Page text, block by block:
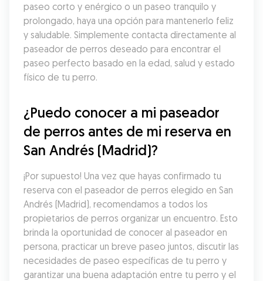
paseo corto y enérgico o un paseo tranquilo y
prolongado, haya una opción para mantenerlo feliz
y saludable. Simplemente contacta directamente al
paseador de perros deseado para encontrar el
paseo perfecto basado en la edad, salud y estado
físico de tu perro.
¿Puedo conocer a mi paseador
de perros antes de mi reserva en
San Andrés (Madrid)?
¡Por supuesto! Una vez que hayas confirmado tu
reserva con el paseador de perros elegido en San
Andrés (Madrid), recomendamos a todos los
propietarios de perros organizar un encuentro. Esto
brinda la oportunidad de conocer al paseador en
persona, practicar un breve paseo juntos, discutir las
necesidades de paseo específicas de tu perro y
garantizar una buena adaptación entre tu perro y el